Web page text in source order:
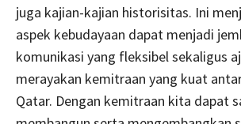
juga kajian-kajian historisitas. Ini
aspek kebudayaan dapat menjadi
komunikasi yang fleksibel sekaligus
merayakan kemitraan yang kuat
Qatar. Dengan kemitraan kita dapat